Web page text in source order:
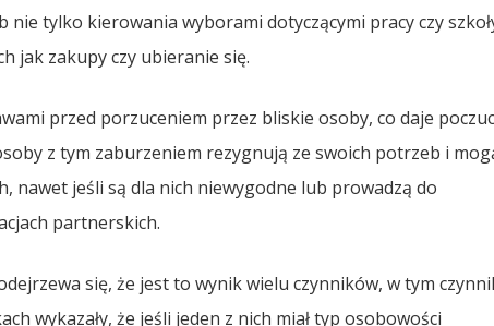
tylko kierowania wyborami dotyczącymi pracy czy
jak zakupy czy ubieranie się.
przed porzuceniem przez bliskie osoby, co daje
z tym zaburzeniem rezygnują ze swoich potrzeb i
nawet jeśli są dla nich niewygodne lub prowadzą do
partnerskich.
się, że jest to wynik wielu czynników, w tym
wykazały, że jeśli jeden z nich miał typ osobowości